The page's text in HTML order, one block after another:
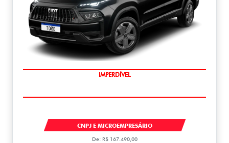
IMPERDÍVEL
CNPJ E MICROEMPRESÁRIO
De: R$ 167.490,00